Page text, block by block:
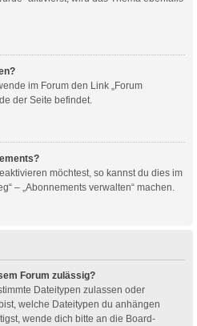
im Forum den Link „Forum
der Seite befindet.
möchtest, so kannst du dies im
– „Abonnements verwalten“ machen.
Forum zulässig?
Dateitypen zulassen oder
welche Dateitypen du anhängen
wende dich bitte an die Board-